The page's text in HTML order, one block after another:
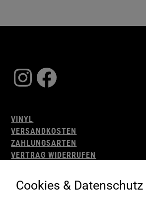
Instagram
Facebook
VINYL
VERSANDKOSTEN
ZAHLUNGSARTEN
VERTRAG WIDERRUFEN
WIDERRUFSBELEHRUNG
IMPRESSUM
Cookies & Datenschutz